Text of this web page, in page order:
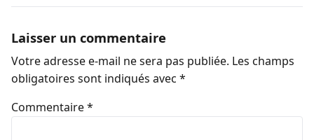
Laisser un commentaire
Votre adresse e-mail ne sera pas publiée. Les champs
obligatoires sont indiqués avec *
Commentaire*